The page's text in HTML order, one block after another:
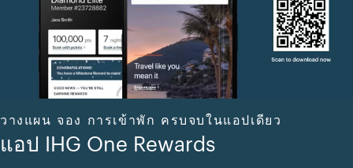
วางแผน จอง การเข้าพัก ครบจบในแอปเดียว
แอป IHG One Rewards